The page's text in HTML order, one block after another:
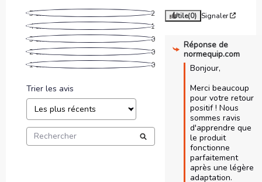
5étoiles
2
4étoiles
1
3étoiles
0
2étoiles
0
1étoile 0
Trier les avis
Utile(0) Signaler
Réponse de
normequip.com
Bonjour,
Merci beaucoup
pour votre retour
positif ! Nous
sommes ravis
d'apprendre que
le produit
fonctionne
parfaitement
après une légère
adaptation.